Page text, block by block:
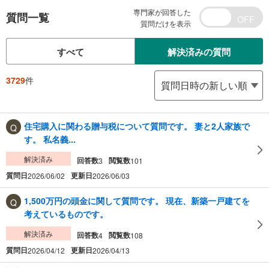
質問一覧
専門家が回答した
質問だけを表示
すべて 解決済みの質問
3729件
住宅購入に関わる贈与税について質問です。 妻と2人家族で
す。 私名義...
解決済み 回答数3 閲覧数101
質問日2026/06/02 更新日2026/06/03
1,500万円の頭金に関して質問です。 現在、新築一戸建てを
考えているものです。
解決済み 回答数4 閲覧数108
質問日2026/04/12 更新日2026/04/13